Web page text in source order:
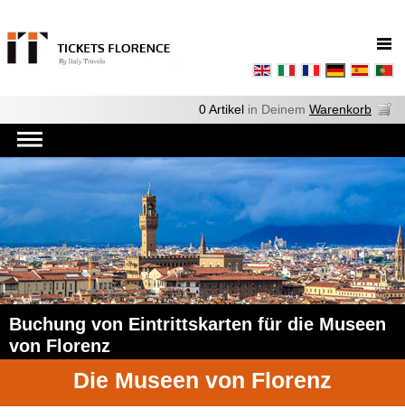
0 Artikel in Deinem Warenkorb
Buchung von Eintrittskarten für die Museen
von Florenz
Die Museen von Florenz